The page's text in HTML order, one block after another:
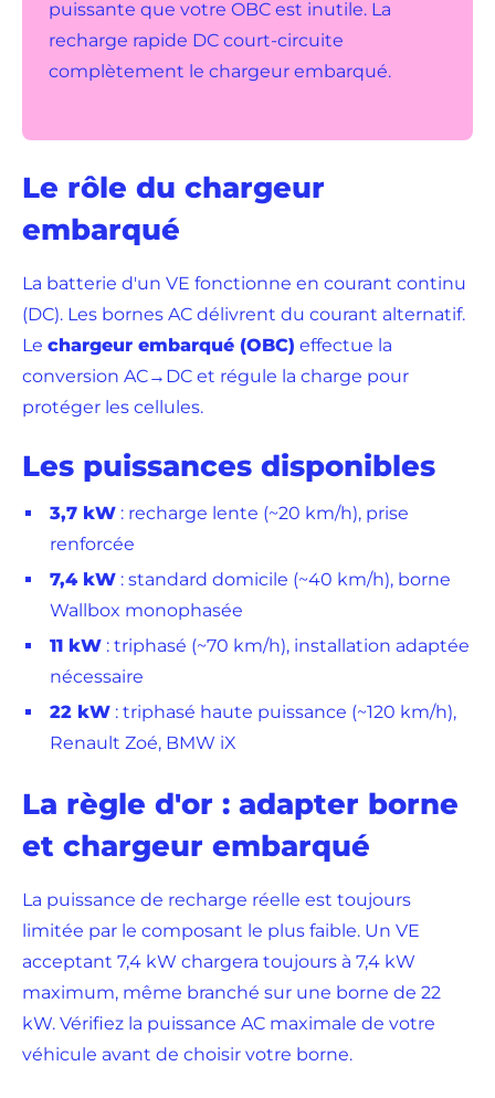
puissante que votre OBC est inutile. La
recharge rapide DC court-circuite
complètement le chargeur embarqué.
Le rôle du chargeur
embarqué
La batterie d'un VE fonctionne en courant continu
(DC). Les bornes AC délivrent du courant alternatif.
Le chargeur embarqué (OBC) effectue la
conversion AC→DC et régule la charge pour
protéger les cellules.
Les puissances disponibles
3,7 kW : recharge lente (~20 km/h), prise
renforcée
7,4 kW : standard domicile (~40 km/h), borne
Wallbox monophasée
11 kW : triphasé (~70 km/h), installation adaptée
nécessaire
22 kW : triphasé haute puissance (~120 km/h),
Renault Zoé, BMW iX
La règle d'or : adapter borne
et chargeur embarqué
La puissance de recharge réelle est toujours
limitée par le composant le plus faible. Un VE
acceptant 7,4 kW chargera toujours à 7,4 kW
maximum, même branché sur une borne de 22
kW. Vérifiez la puissance AC maximale de votre
véhicule avant de choisir votre borne.